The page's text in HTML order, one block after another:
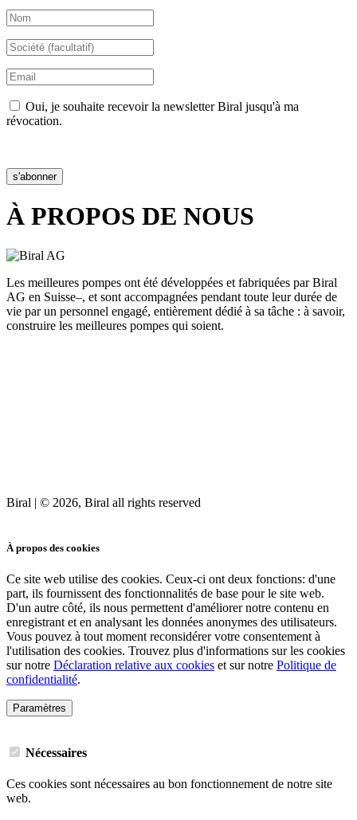
Oui, je souhaite recevoir la newsletter Biral jusqu'à ma
révocation.
s'abonner
À PROPOS DE NOUS
Les meilleures pompes ont été développées et fabriquées par Biral
AG en Suisse–, et sont accompagnées pendant toute leur durée de
vie par un personnel engagé, entièrement dédié à sa tâche : à savoir,
construire les meilleures pompes qui soient.
Biral | © 2026, Biral all rights reserved
À propos des cookies
Ce site web utilise des cookies. Ceux-ci ont deux fonctions: d'une
part, ils fournissent des fonctionnalités de base pour le site web.
D'un autre côté, ils nous permettent d'améliorer notre contenu en
enregistrant et en analysant les données anonymes des utilisateurs.
Vous pouvez à tout moment reconsidérer votre consentement à
l'utilisation des cookies. Trouvez plus d'informations sur les cookies
sur notre Déclaration relative aux cookies et sur notre Politique de
confidentialité.
Paramètres
Nécessaires
Ces cookies sont nécessaires au bon fonctionnement de notre site
web.